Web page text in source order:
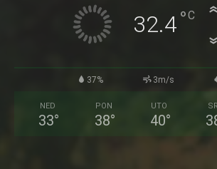
32.4°C
37% 3m/s
NED
33°
PON
38°
UTO
40°